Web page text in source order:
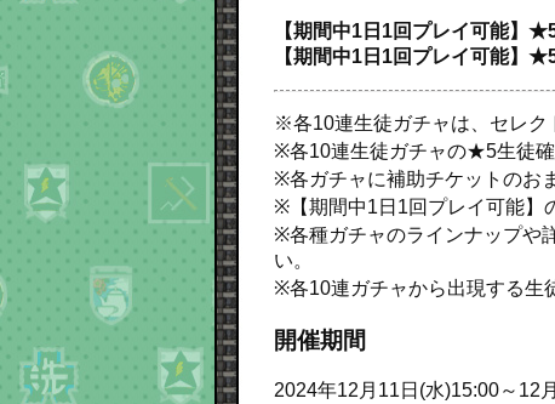
【期間中1日1回プレイ可能】
【期間中1日1回プレイ可能】
※各10連生徒ガチャは、セレク
※各10連生徒ガチャの★5生徒確
※各ガチャに補助チケットのお
※【期間中1日1回プレイ可能】
※各種ガチャのラインナップや
い。
※各10連ガチャから出現する生
開催期間
2024年12月11日(水)15:00～12